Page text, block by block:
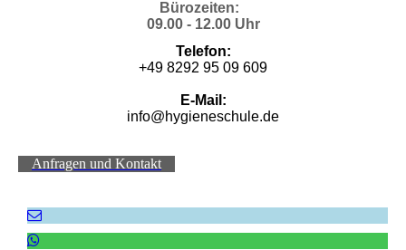
Bürozeiten:
09.00 - 12.00 Uhr
Telefon:
+49 8292 95 09 609
E-Mail:
info@hygieneschule.de
Anfragen und Kontakt